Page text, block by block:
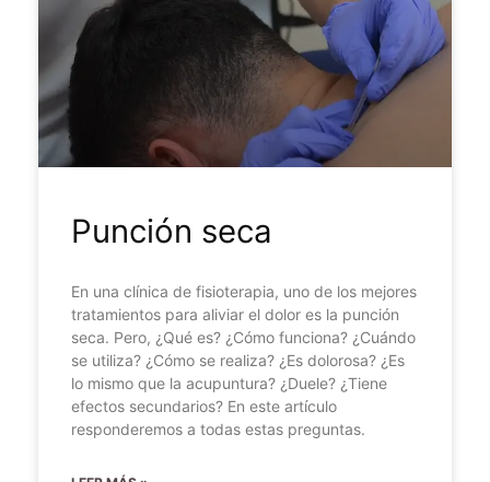
Punción seca
En una clínica de fisioterapia, uno de los mejores
tratamientos para aliviar el dolor es la punción
seca. Pero, ¿Qué es? ¿Cómo funciona? ¿Cuándo
se utiliza? ¿Cómo se realiza? ¿Es dolorosa? ¿Es
lo mismo que la acupuntura? ¿Duele? ¿Tiene
efectos secundarios? En este artículo
responderemos a todas estas preguntas.